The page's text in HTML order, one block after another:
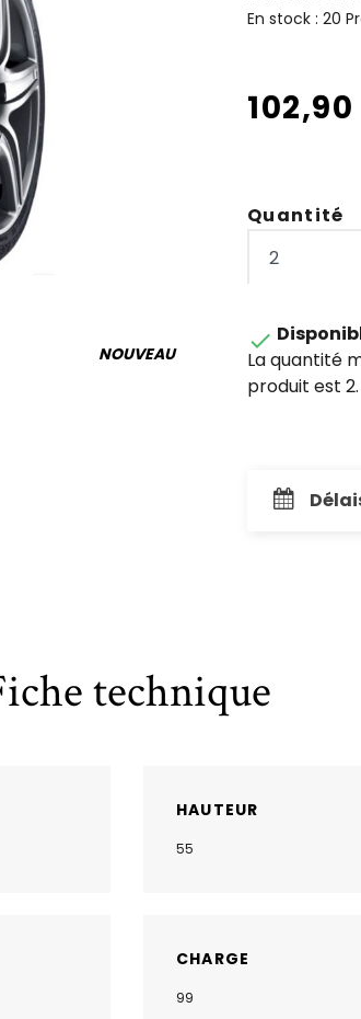
NOUVEAU
En stock : 20
Quantité

La quantité
produit est 2.
technique
HAUTEUR
55
CHARGE
99